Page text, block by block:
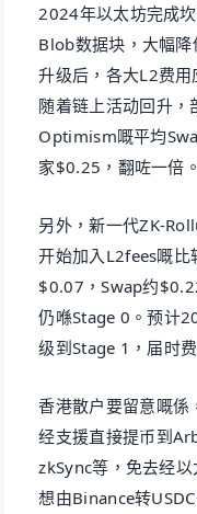
2024年以太坊完成
Blob数据块，大幅降
升级后，各大L2费
随着链上活动回升，
Optimism嘅平均
家$0.25，翻咗一倍
另外，新一代ZK-
开始加入L2fees嘅
$0.07，Swap约
仍喺Stage 0。预计
级到Stage 1，届时
香港散户要留意嘅
经支援直接提币到
zkSync等，免去经
想由Binance转